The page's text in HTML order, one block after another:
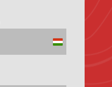
Hungary